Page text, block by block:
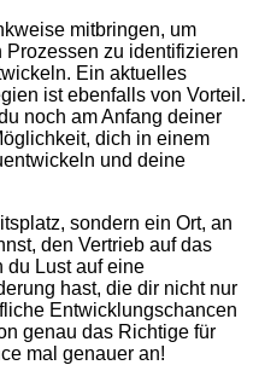
mitbringen, um
zu identifizieren
Ein aktuelles
ist ebenfalls von Vorteil.
noch am Anfang deiner
dich in einem
und deine
sondern ein Ort, an
den Vertrieb auf das
du Lust auf eine
hast, die dir nicht nur
Entwicklungschancen
genau das Richtige für
mal genauer an!